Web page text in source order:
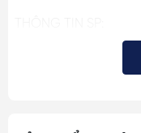
- Chất liệu: Lụa cao